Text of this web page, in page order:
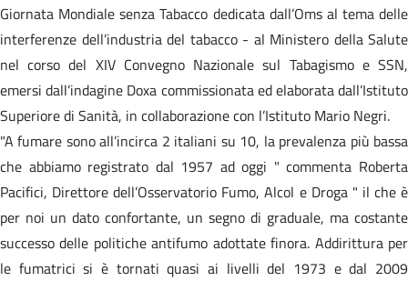
Giornata Mondiale senza Tabacco dedicata dall’Oms al tema delle
interferenze dell’industria del tabacco - al Ministero della Salute
nel corso del XIV Convegno Nazionale sul Tabagismo e SSN,
emersi dall’indagine Doxa commissionata ed elaborata dall’Istituto
Superiore di Sanità, in collaborazione con l’Istituto Mario Negri.
"A fumare sono all’incirca 2 italiani su 10, la prevalenza più bassa
che abbiamo registrato dal 1957 ad oggi " commenta Roberta
Pacifici, Direttore dell’Osservatorio Fumo, Alcol e Droga " il che è
per noi un dato confortante, un segno di graduale, ma costante
successo delle politiche antifumo adottate finora. Addirittura per
le fumatrici si è tornati quasi ai livelli del 1973 e dal 2009